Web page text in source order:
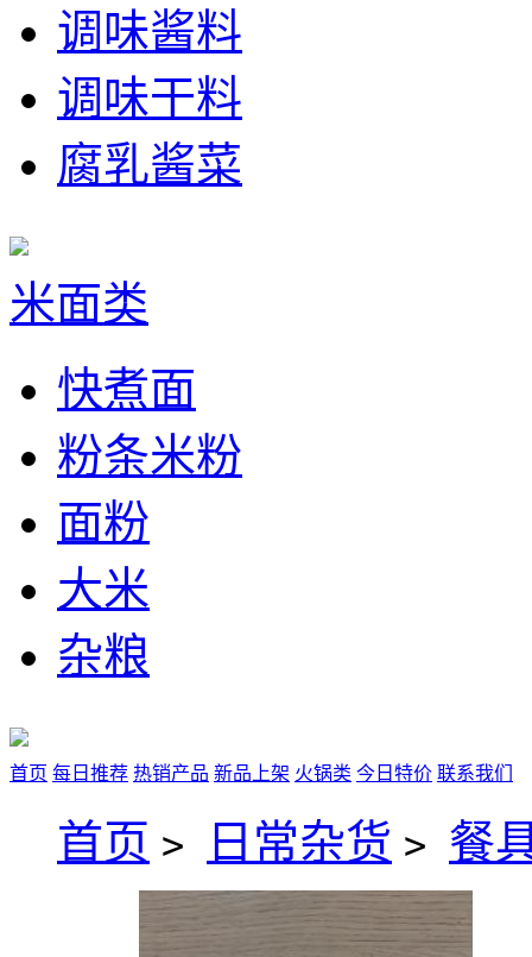
调味酱料
调味干料
腐乳酱菜
米面类
快煮面
粉条米粉
面粉
大米
杂粮
首页 每日推荐 热销产品 新品上架 火锅类 今日特价 联系我们
首页 > 日常杂货 > 餐